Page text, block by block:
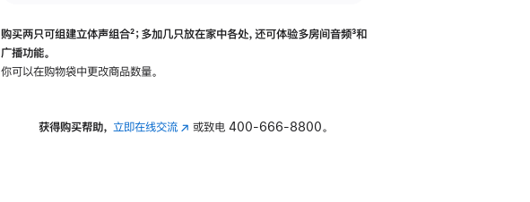
购买两只可组建立体声组合脚
²；多加几只放在家中各处，还可体验多‍房‍间音频脚
³和
广播功能。
你可以在购物袋中更改商品数量。
获得购买帮助， 立即在线交流(在 或致电 400-666-8800。